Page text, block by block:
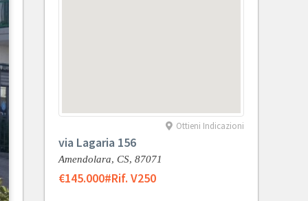
Ottieni Indicazioni
via Lagaria 156
Amendolara, CS, 87071
€145.000#Rif. V250